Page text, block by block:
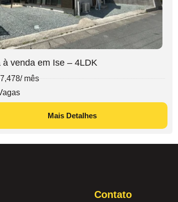
à venda em Ise – 4LDK
/ mês
Mais Detalhes
Contato